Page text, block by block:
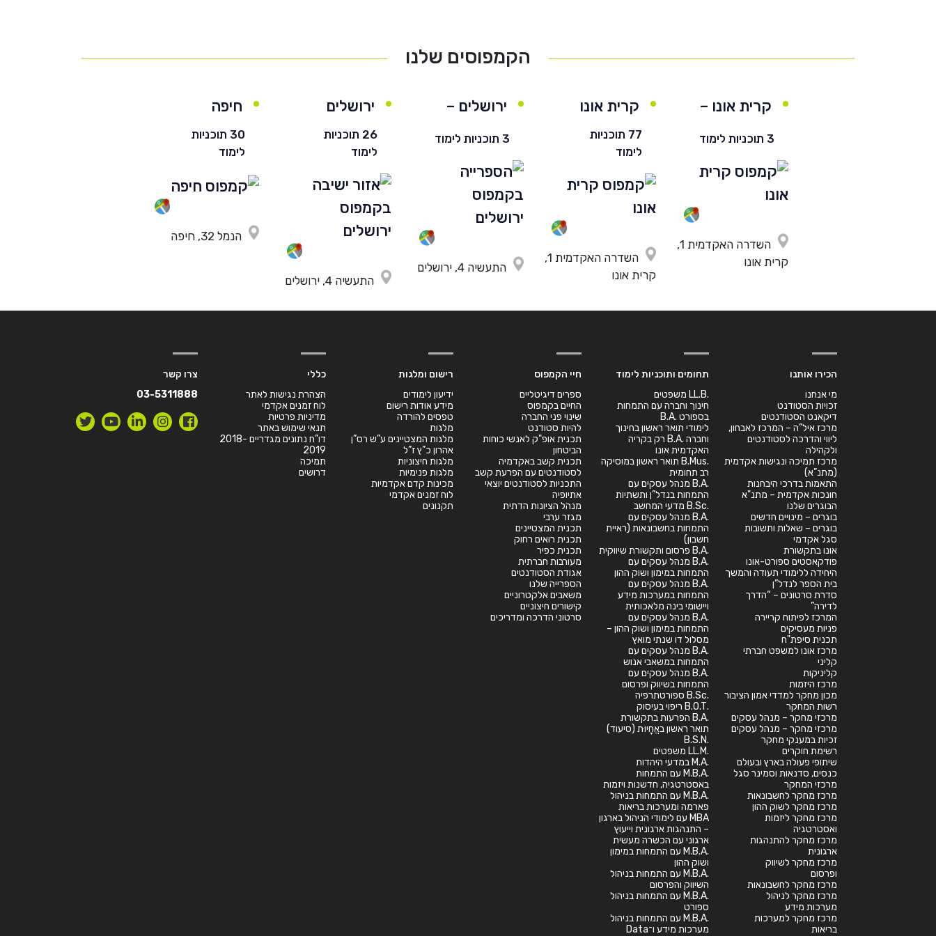
הקמפוסים שלנו
קרית אונו –
3 תוכניות לימוד
השדרה האקדמית 1,
קרית אונו
קרית אונו
77 תוכניות
לימוד
השדרה האקדמית 1,
קרית אונו
ירושלים –
3 תוכניות לימוד
התעשיה 4, ירושלים
ירושלים
26 תוכניות
לימוד
התעשיה 4, ירושלים
חיפה
30 תוכניות
לימוד
הנמל 32, חיפה
הכירו אותנו
מי אנחנו
זכויות הסטודנט
דיקאנט הסטודנטים
מרכז איל”ה – המרכז לאבחון,
ליווי והדרכה לסטודנטים
ולקהילה
מרכז תמיכה ונגישות אקדמית
(מתנ”א)
התאמות בדרכי היבחנות
חונכות אקדמית – מתנ"א
הבוגרים שלנו
בוגרים – מינויים חדשים
בוגרים – שאלות ותשובות
סגל אקדמי
אונו בתקשורת
פודקאסטים ספורט-אונו
היחידה ללימודי תעודה והמשך
בית הספר לנדל”ן
סדרת סרטונים – “הדרך
לדירה”
המרכז לפיתוח קריירה
פניות מעסיקים
תכנית סיפת"ח
מרכז אונו למשפט חברתי
קליני
קליניקות
מרכז היזמות
מכון מחקר למדדי אמון הציבור
רשות המחקר
מרכזי מחקר – מנהל עסקים
מרכזי מחקר – מנהל עסקים
זכיות במענקי מחקר
רשימת חוקרים
שיתופי פעולה בארץ ובעולם
כנסים, סדנאות וסמינר סגל
מרכזי המחקר
מרכז מחקר לחשבונאות
מרכז מחקר לשוק ההון
מרכז מחקר ליזמות
ואסטרטגיה
מרכז מחקר להתנהגות
ארגונית
מרכז מחקר לשיווק
ופרסום
מרכז מחקר לחשבונאות
מרכז מחקר לניהול
מערכות מידע
מרכז מחקר למערכות
בריאות
תחומים ותוכניות לימוד
.LL.B משפטים
חינוך וחברה עם התמחות
בספורט .B.A
לימודי תואר ראשון בחינוך
וחברה .B.A רק בקריה
האקדמית אונו
.B.Mus תואר ראשון במוסיקה
רב תחומית
.B.A מנהל עסקים עם
התמחות בנדל”ן ותשתיות
.B.Sc מדעי המחשב
.B.A מנהל עסקים עם
התמחות בחשבונאות (ראיית
חשבון)
.B.A פרסום ותקשורת שיווקית
.B.A מנהל עסקים עם
התמחות במימון ושוק ההון
.B.A מנהל עסקים עם
התמחות במערכות מידע
ויישומי בינה מלאכותית
.B.A מנהל עסקים עם
התמחות במימון ושוק ההון –
מסלול דו שנתי מואץ
.B.A מנהל עסקים עם
התמחות במשאבי אנוש
.B.A מנהל עסקים עם
התמחות בשיווק ופרסום
.B.Sc ספורטתרפיה
.B.O.T ריפוי בעיסוק
.B.A הפרעות בתקשורת
תואר ראשון באֲחָיוּת (סיעוד)
.B.S.N
.LL.M משפטים
.M.A במדעי היהדות
.M.B.A עם התמחות
באסטרטגיה, חדשנות ויזמות
.M.B.A עם התמחות בניהול
פארמה ומערכות בריאות
MBA עם לימודי הניהול בארגון
– התנהגות ארגונית וייעוץ
ארגוני עם הכשרה מעשית
.M.B.A עם התמחות במימון
ושוק ההון
.M.B.A עם התמחות בניהול
השיווק והפרסום
.M.B.A עם התמחות בניהול
ספורט
.M.B.A עם התמחות בניהול
מערכות מידע ו־Data
חיי הקמפוס
ספרים דיגיטליים
החיים בקמפוס
שינוי פני החברה
להיות סטודנט
תכנית אופ"ק לאנשי כוחות
הביטחון
תכנית קשב באקדמיה
לסטודנטים עם הפרעת קשב
התכניות לסטודנטים יוצאי
אתיופיה
מנהל הציונות הדתית
מגזר ערבי
תכנית המצטיינים
תכנית רואים רחוק
תכנית כפיר
מעורבות חברתית
אגודת הסטודנטים
הספרייה שלנו
משאבים אלקטרוניים
קישורים חיצוניים
סרטוני הדרכה ומדריכים
רישום ומלגות
ידיעון לימודים
מידע אודות רישום
טפסים להורדה
מלגות
מלגות המצטיינים ע”ש רס”ן
אהרון כ”ץ ז”ל
מלגות חיצוניות
מלגות פנימיות
מכינות קדם אקדמיות
לוח זמנים אקדמי
תקנונים
כללי
הצהרת נגישות לאתר
לוח זמנים אקדמי
מדיניות פרטיות
תנאי שימוש באתר
דו”ח נתונים מגדריים 2018-
2019
תמיכה
דרושים
צרו קשר
03-5311888